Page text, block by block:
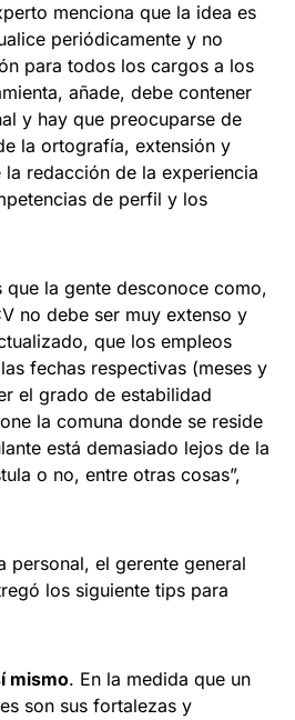
menciona que la idea es
periódicamente y no
para todos los cargos a los
añade, debe contener
y hay que preocuparse de
la ortografía, extensión y
redacción de la experiencia
de perfil y los
que la gente desconoce como,
no debe ser muy extenso y
que los empleos
fechas respectivas (meses y
el grado de estabilidad
la comuna donde se reside
está demasiado lejos de la
o no, entre otras cosas”,
personal, el gerente general
los siguiente tips para
mismo. En la medida que un
son sus fortalezas y